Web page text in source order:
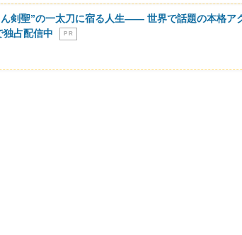
ん剣聖”の一太刀に宿る人生―― 世界で話題の本格ア
占配信中
P R